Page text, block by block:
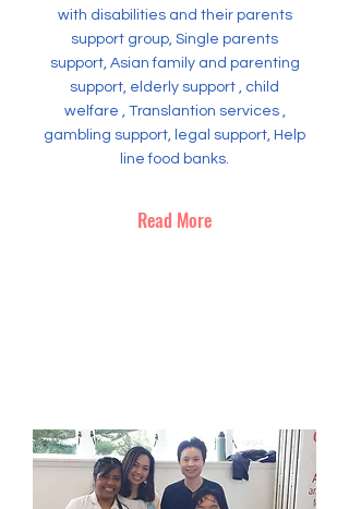
with disabilities and their parents
support group, Single parents
support, Asian family and parenting
support, elderly support , child
welfare , Translantion services ,
gambling support, legal support, Help
line food banks.
Read More